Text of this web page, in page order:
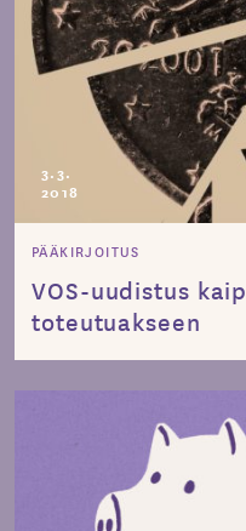
3.3.
2018
PÄÄKIRJOITUS
VOS-uudistus
toteutuakseen